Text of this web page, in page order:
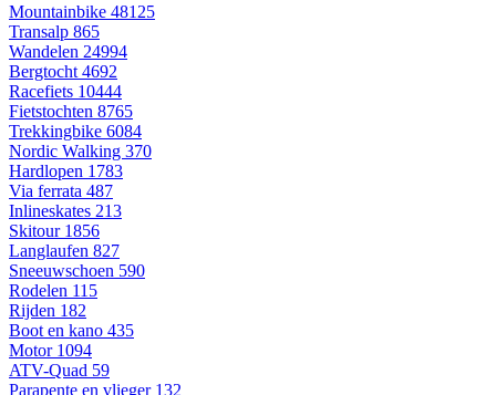
Mountainbike 48125
Transalp 865
Wandelen 24994
Bergtocht 4692
Racefiets 10444
Fietstochten 8765
Trekkingbike 6084
Nordic Walking 370
Hardlopen 1783
Via ferrata 487
Inlineskates 213
Skitour 1856
Langlaufen 827
Sneeuwschoen 590
Rodelen 115
Rijden 182
Boot en kano 435
Motor 1094
ATV-Quad 59
Parapente en vlieger 132